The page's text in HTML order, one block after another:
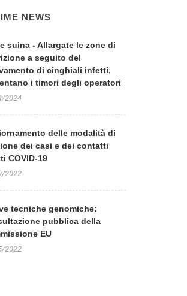
NEWS
suina - Allargate le zone di
a seguito del
di cinghiali infetti,
i timori degli operatori
2024
delle modalità di
dei casi e dei contatti
COVID-19
2022
tecniche genomiche:
pubblica della
EU
2022